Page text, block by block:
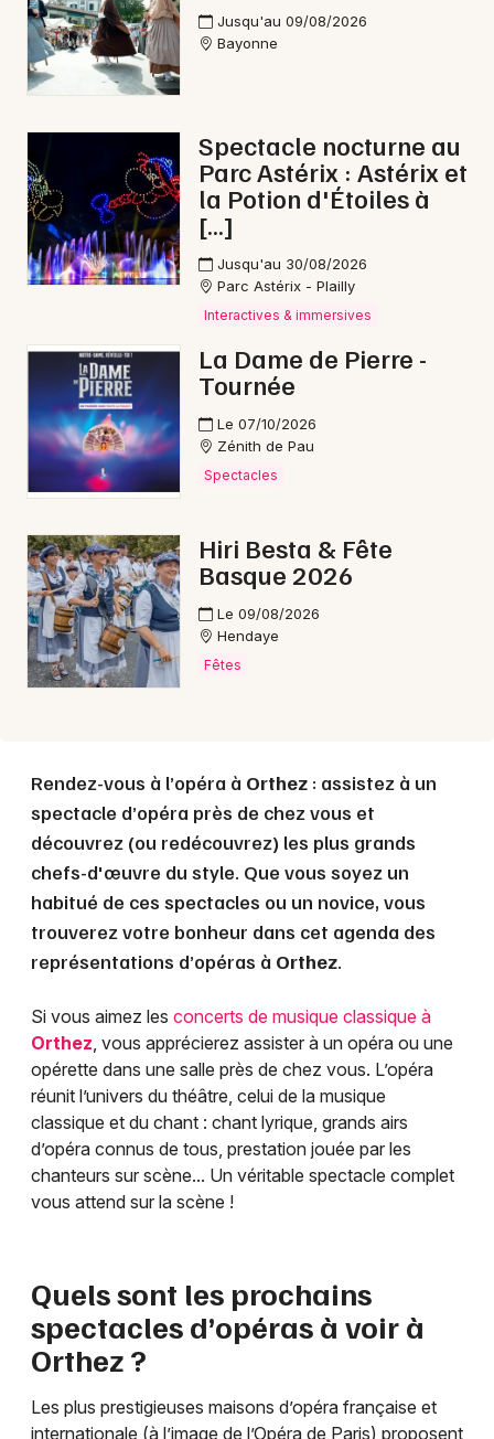
Artistes en tournée
Actus à Orthez
Magazine à Orthez
64 - Pyrénées-Atlantiques
Mon email
Jusqu'au 09/08/2026
Bayonne
Spectacle nocturne au
Parc Astérix : Astérix et
la Potion d'Étoiles à
[…]
Jusqu'au 30/08/2026
Parc Astérix - Plailly
Interactives & immersives
La Dame de Pierre -
Tournée
Le 07/10/2026
Zénith de Pau
Spectacles
Hiri Besta & Fête
Basque 2026
Le 09/08/2026
Hendaye
Fêtes
Rendez-vous à l’opéra à Orthez : assistez à un
spectacle d’opéra près de chez vous et
découvrez (ou redécouvrez) les plus grands
chefs-d'œuvre du style. Que vous soyez un
habitué de ces spectacles ou un novice, vous
trouverez votre bonheur dans cet agenda des
représentations d’opéras à Orthez.
Si vous aimez les concerts de musique classique à
Orthez, vous apprécierez assister à un opéra ou une
opérette dans une salle près de chez vous. L’opéra
réunit l’univers du théâtre, celui de la musique
classique et du chant : chant lyrique, grands airs
d’opéra connus de tous, prestation jouée par les
chanteurs sur scène... Un véritable spectacle complet
vous attend sur la scène !
Quels sont les prochains
spectacles d’opéras à voir à
Orthez ?
Les plus prestigieuses maisons d’opéra française et
internationale (à l’image de l’Opéra de Paris) proposent